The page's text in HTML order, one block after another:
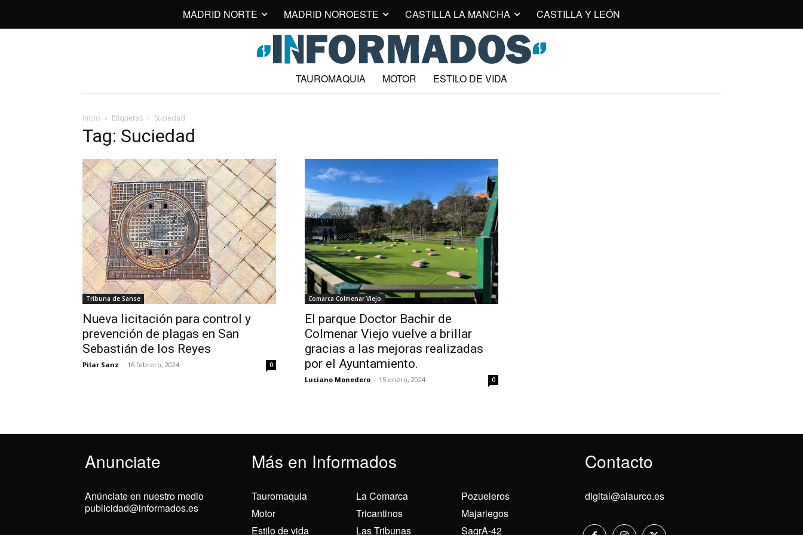
MADRID NORTE MADRID NOROESTE CASTILLA LA MANCHA CASTILLA Y LEÓN
TAUROMAQUIA MOTOR ESTILO DE VIDA
Inicio Etiquetas Suciedad
Tag: Suciedad
Tribuna de Sanse
Nueva licitación para control y
prevención de plagas en San
Sebastián de los Reyes
Pilar Sanz - 16 febrero, 2024 0
Comarca Colmenar Viejo
El parque Doctor Bachir de
Colmenar Viejo vuelve a brillar
gracias a las mejoras realizadas
por el Ayuntamiento.
Luciano Monedero - 15 enero, 2024 0
Anunciate Más en Informados Contacto
Anúnciate en nuestro medio
publicidad@informados.es
Tauromaquia
Motor
Estilo de vida
La Comarca
Tricantinos
Las Tribunas
Pozueleros
Majariegos
SagrA-42
digital@alaurco.es